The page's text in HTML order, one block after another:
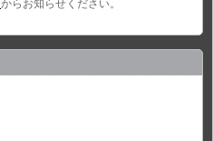
からお知らせください。